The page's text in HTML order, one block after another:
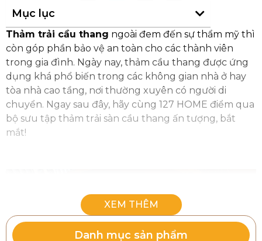
Danh mục sản phẩm
Mục lục
Thảm trải cầu thang ngoài đem đến sự thẩm mỹ thì
còn góp phần bảo vệ an toàn cho các thành viên
trong gia đình. Ngày nay, thảm cầu thang được ứng
dụng khá phổ biến trong các không gian nhà ở hay
tòa nhà cao tầng, nơi thường xuyên có người di
chuyển. Ngay sau đây, hãy cùng 127 HOME điểm qua
bộ sưu tập thảm trải sàn cầu thang ấn tượng, bắt
mắt!